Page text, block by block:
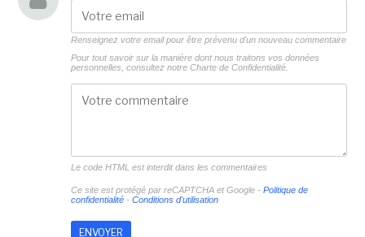
Renseignez votre email pour être prévenu d'un nouveau commentaire
Pour tout savoir sur la manière dont nous traitons vos données
personnelles, consultez notre Charte de Confidentialité.
Le code HTML est interdit dans les commentaires
Ce site est protégé par reCAPTCHA et Google - Politique de
confidentialité- Conditions d'utilisation